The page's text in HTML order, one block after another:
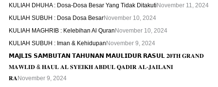
KULIAH DHUHA : Dosa-Dosa Besar Yang Tidak Ditakuti November 11, 2024
KULIAH SUBUH : Dosa Dosa BesarNovember 10, 2024
KULIAH MAGHRIB : Kelebihan Al Quran November 10, 2024
KULIAH SUBUH : Iman & Kehidupan November 9, 2024
𝗠𝗔𝗝𝗟𝗜𝗦 𝗦𝗔𝗠𝗕𝗨𝗧𝗔𝗡 𝗧𝗔𝗛𝗨𝗡𝗔𝗡 𝗠𝗔𝗨𝗟𝗜𝗗𝗨𝗥 𝗥𝗔𝗦𝗨𝗟 𝟐𝟎𝐓𝐇 𝐆𝐑𝐀𝐍𝐃
𝐌𝐀𝐖𝐋𝐈𝐃 & 𝐇𝐀𝐔𝐋 𝐀𝐋 𝐒𝐘𝐄𝐈𝐊𝐇 𝐀𝐁𝐃𝐔𝐋 𝐐𝐀𝐃𝐈𝐑 𝐀𝐋-𝐉𝐀𝐈𝐋𝐀𝐍𝐈
𝐑𝐀 November 9, 2024